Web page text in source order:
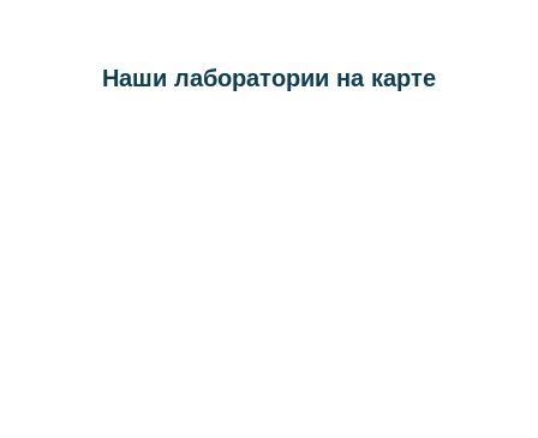
Наши лаборатории на карте